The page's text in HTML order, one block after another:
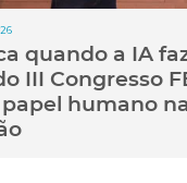
quando a IA
III Congresso
humano